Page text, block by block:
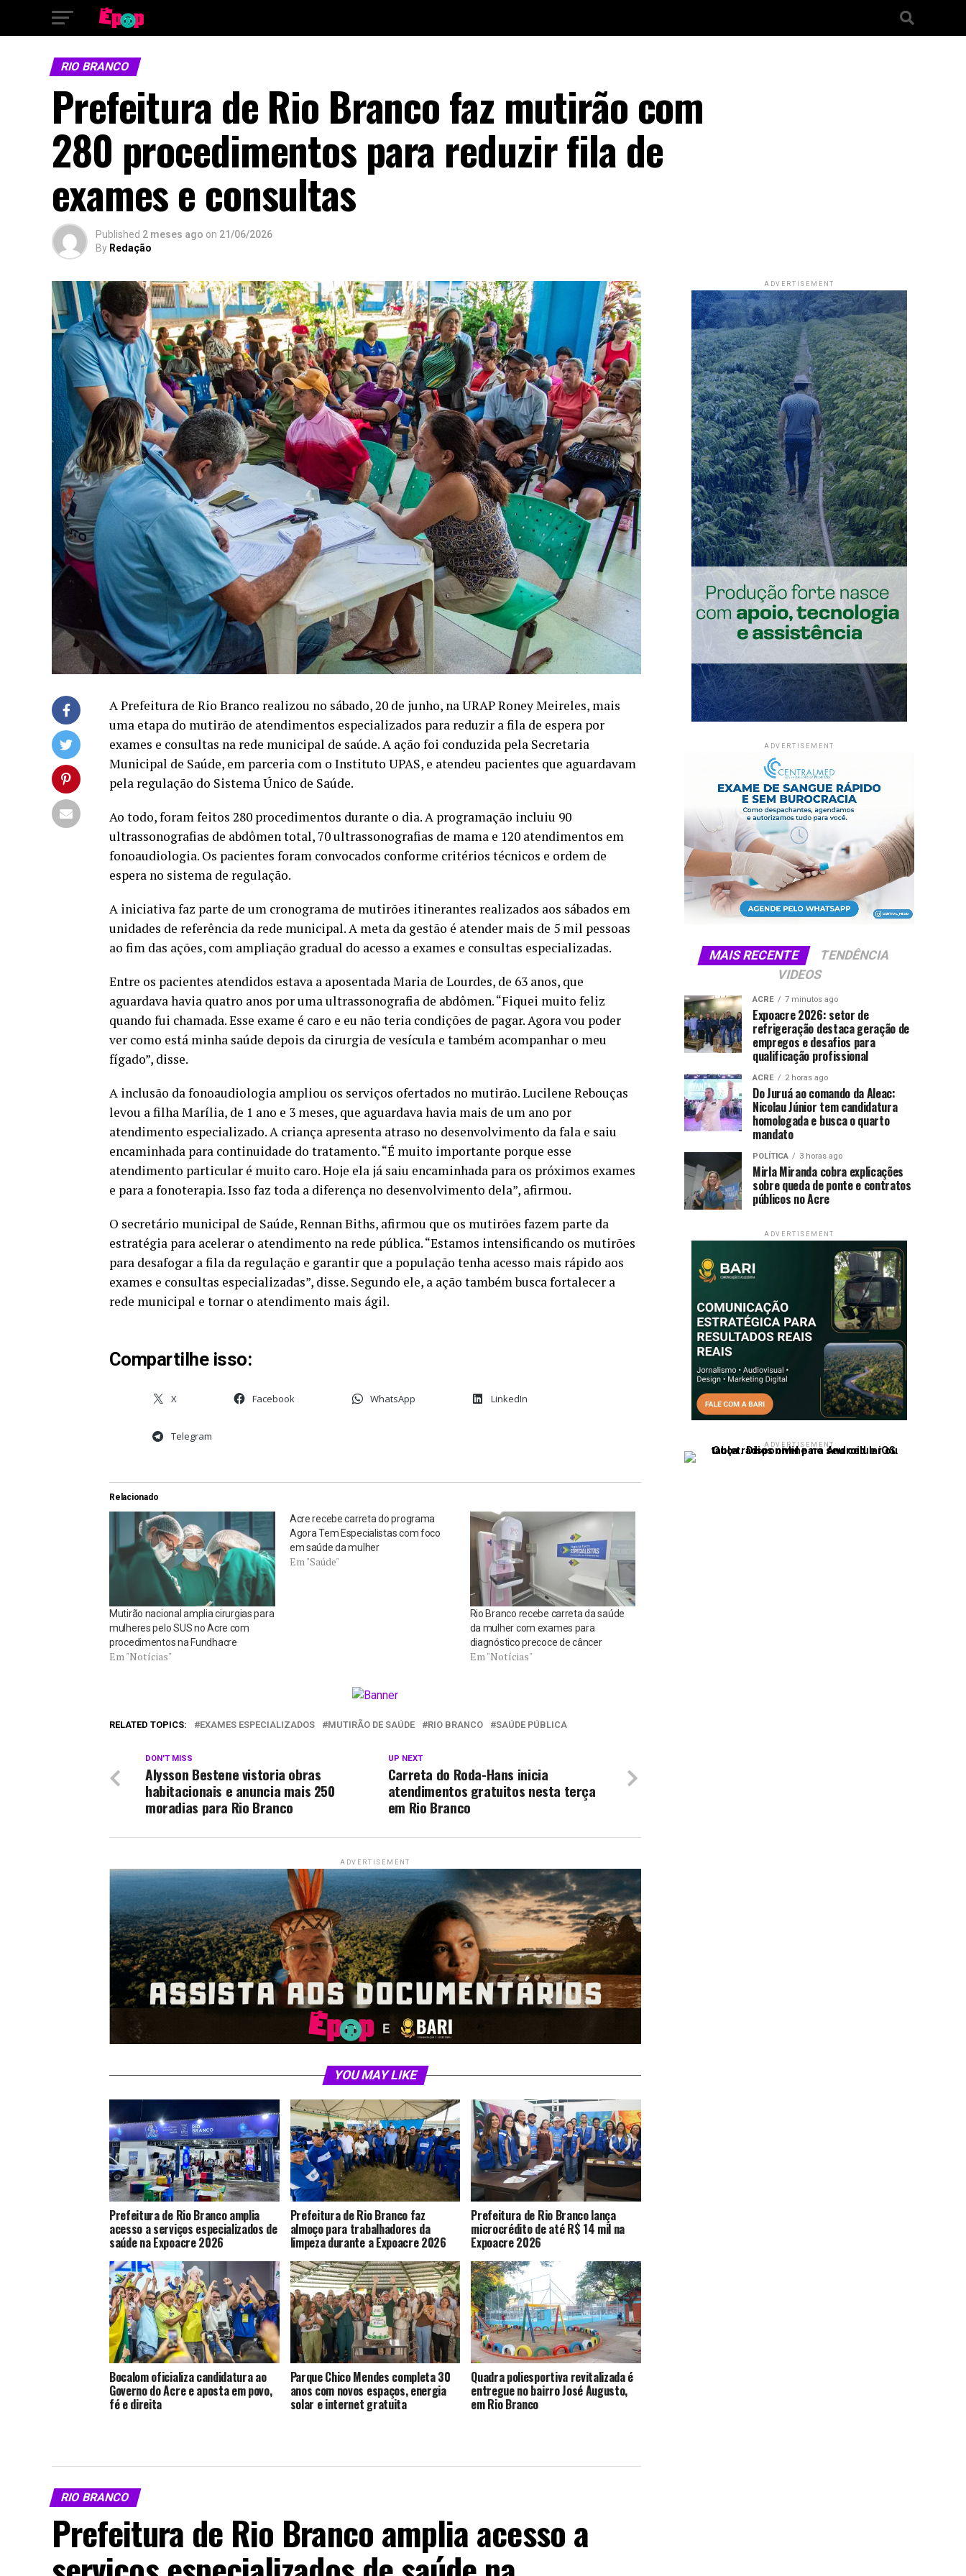
RIO BRANCO
Prefeitura de Rio Branco faz mutirão com
280 procedimentos para reduzir fila de
exames e consultas
Published 2 meses ago on 21/06/2026
By Redação
A Prefeitura de Rio Branco realizou no sábado, 20 de junho, na URAP Roney Meireles, mais
uma etapa do mutirão de atendimentos especializados para reduzir a fila de espera por
exames e consultas na rede municipal de saúde. A ação foi conduzida pela Secretaria
Municipal de Saúde, em parceria com o Instituto UPAS, e atendeu pacientes que aguardavam
pela regulação do Sistema Único de Saúde.
Ao todo, foram feitos 280 procedimentos durante o dia. A programação incluiu 90
ultrassonografias de abdômen total, 70 ultrassonografias de mama e 120 atendimentos em
fonoaudiologia. Os pacientes foram convocados conforme critérios técnicos e ordem de
espera no sistema de regulação.
A iniciativa faz parte de um cronograma de mutirões itinerantes realizados aos sábados em
unidades de referência da rede municipal. A meta da gestão é atender mais de 5 mil pessoas
ao fim das ações, com ampliação gradual do acesso a exames e consultas especializadas.
Entre os pacientes atendidos estava a aposentada Maria de Lourdes, de 63 anos, que
aguardava havia quatro anos por uma ultrassonografia de abdômen. “Fiquei muito feliz
quando fui chamada. Esse exame é caro e eu não teria condições de pagar. Agora vou poder
ver como está minha saúde depois da cirurgia de vesícula e também acompanhar o meu
fígado”, disse.
A inclusão da fonoaudiologia ampliou os serviços ofertados no mutirão. Lucilene Rebouças
levou a filha Marília, de 1 ano e 3 meses, que aguardava havia mais de um ano por
atendimento especializado. A criança apresenta atraso no desenvolvimento da fala e saiu
encaminhada para continuidade do tratamento. “É muito importante porque esse
atendimento particular é muito caro. Hoje ela já saiu encaminhada para os próximos exames
e para a fonoterapia. Isso faz toda a diferença no desenvolvimento dela”, afirmou.
O secretário municipal de Saúde, Rennan Biths, afirmou que os mutirões fazem parte da
estratégia para acelerar o atendimento na rede pública. “Estamos intensificando os mutirões
para desafogar a fila da regulação e garantir que a população tenha acesso mais rápido aos
exames e consultas especializadas”, disse. Segundo ele, a ação também busca fortalecer a
rede municipal e tornar o atendimento mais ágil.
Compartilhe isso:
X Facebook WhatsApp LinkedIn
Telegram
Relacionado
Mutirão nacional amplia cirurgias para
mulheres pelo SUS no Acre com
procedimentos na Fundhacre
Em "Notícias"
Acre recebe carreta do programa
Agora Tem Especialistas com foco
em saúde da mulher
Em "Saúde"
Rio Branco recebe carreta da saúde
da mulher com exames para
diagnóstico precoce de câncer
Em "Notícias"
RELATED TOPICS: EXAMES ESPECIALIZADOS MUTIRÃO DE SAÚDE RIO BRANCO SAÚDE PÚBLICA
UP NEXT
Carreta do Roda-Hans inicia
atendimentos gratuitos nesta terça
em Rio Branco
DON'T MISS
Alysson Bestene vistoria obras
habitacionais e anuncia mais 250
moradias para Rio Branco
ADVERTISEMENT
YOU MAY LIKE
Prefeitura de Rio Branco amplia
acesso a serviços especializados de
saúde na Expoacre 2026
Prefeitura de Rio Branco faz
almoço para trabalhadores da
limpeza durante a Expoacre 2026
Prefeitura de Rio Branco lança
microcrédito de até R$ 14 mil na
Expoacre 2026
Bocalom oficializa candidatura ao
Governo do Acre e aposta em povo,
fé e direita
Parque Chico Mendes completa 30
anos com novos espaços, energia
solar e internet gratuita
Quadra poliesportiva revitalizada é
entregue no bairro José Augusto,
em Rio Branco
RIO BRANCO
Prefeitura de Rio Branco amplia acesso a
ADVERTISEMENT
ADVERTISEMENT
MAIS RECENTE
TENDÊNCIA
VIDEOS
ACRE 7 minutos ago
Expoacre 2026: setor de
refrigeração destaca geração de
empregos e desafios para
qualificação profissional
ACRE 2 horas ago
Do Juruá ao comando da Aleac:
Nicolau Júnior tem candidatura
homologada e busca o quarto
mandato
POLÍTICA 3 horas ago
Mirla Miranda cobra explicações
sobre queda de ponte e contratos
públicos no Acre
ADVERTISEMENT
ADVERTISEMENT